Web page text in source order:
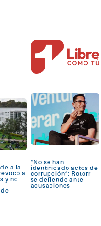
a la
a
y no
“No se han
identificado actos de
corrupción”: Rotorr
se defiende ante
acusaciones